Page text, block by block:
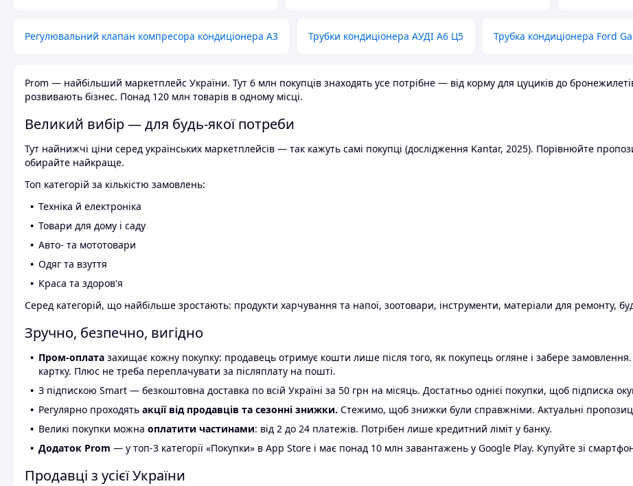
Регулювальний клапан компресора кондиціонера А3 Трубки кондиціонера АУДІ А6 Ц5 Трубка кондиціонера Ford
Prom — найбільший маркетплейс України. Тут 6 млн покупців знаходять усе потрібне — від корму для цуциків до
розвивають бізнес. Понад 120 млн товарів в одному місці.
Великий вибір — для будь-якої потреби
Тут найнижчі ціни серед українських маркетплейсів — так кажуть самі покупці (дослідження Kantar, 2025). Порівнюйте
обирайте найкраще.
Топ категорій за кількістю замовлень:
Техніка й електроніка
Товари для дому і саду
Авто- та мототовари
Одяг та взуття
Краса та здоров'я
Серед категорій, що найбільше зростають: продукти харчування та напої, зоотовари, інструменти, матеріали для ремонту,
Зручно, безпечно, вигідно
Пром-оплата захищає кожну покупку: продавець отримує кошти лише після того, як покупець огляне і забере
картку. Плюс не треба переплачувати за післяплату на пошті.
З підпискою Smart — безкоштовна доставка по всій Україні за 50 грн на місяць. Достатньо однієї покупки, щоб підписка
Регулярно проходять акції від продавців та сезонні знижки. Стежимо, щоб знижки були справжніми. Актуальні
Великі покупки можна оплатити частинами: від 2 до 24 платежів. Потрібен лише кредитний ліміт у банку.
Додаток Prom — у топ-3 категорії «Покупки» в App Store і має понад 10 млн завантажень у Google Play. Купуйте зі
Продавці з усієї України